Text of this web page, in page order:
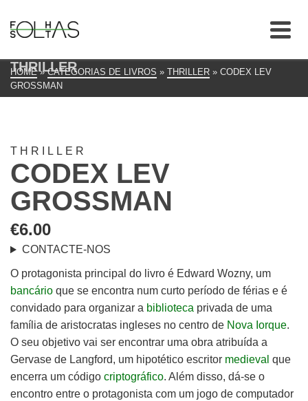
THRILLER
HOME » CATEGORIAS DE LIVROS » THRILLER » CODEX LEV
GROSSMAN
THRILLER
CODEX LEV
GROSSMAN
€6.00
CONTACTE-NOS
O protagonista principal do livro é Edward Wozny, um
bancário que se encontra num curto período de férias e é
convidado para organizar a biblioteca privada de uma
família de aristocratas ingleses no centro de Nova Iorque.
O seu objetivo vai ser encontrar uma obra atribuída a
Gervase de Langford, um hipotético escritor medieval que
encerra um código criptográfico. Além disso, dá-se o
encontro entre o protagonista com um jogo de computador